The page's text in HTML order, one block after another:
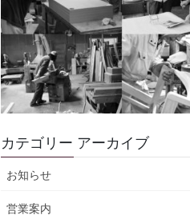
カテゴリー アーカイブ
お知らせ
営業案内